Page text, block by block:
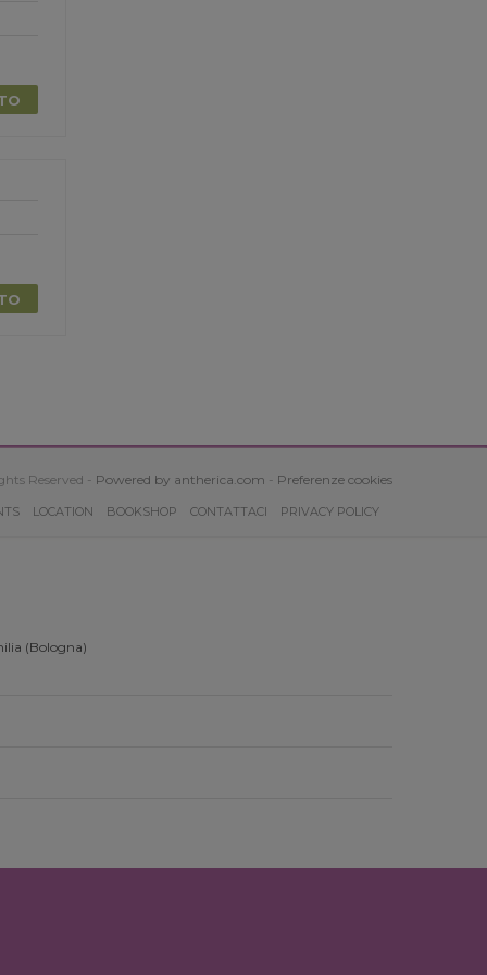
Reserved - Powered by antherica.com - Preferenze cookies
LOCATION BOOKSHOP CONTATTACI PRIVACY POLICY
(Bologna)